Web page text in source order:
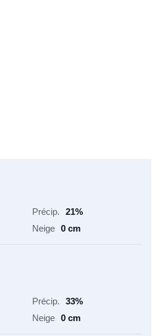
21%
0 cm
33%
0 cm